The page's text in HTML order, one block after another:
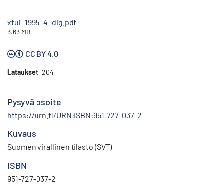
xtul_1995_4_dig.pdf
3.63 MB
CC BY 4.0
Lataukset 204
Pysyvä osoite
https://urn.fi/URN:ISBN:951-727-037-2
Kuvaus
Suomen virallinen tilasto (SVT)
ISBN
951-727-037-2